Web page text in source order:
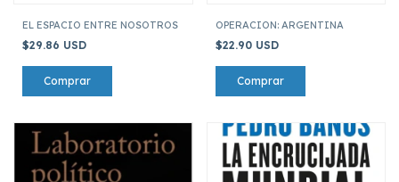
EL ESPACIO ENTRE NOSOTROS
$29.86 USD
OPERACION: ARGENTINA
$22.90 USD